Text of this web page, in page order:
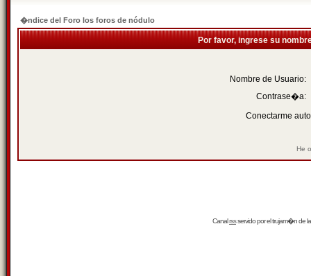
�ndice del Foro los foros de nódulo
Por favor, ingrese su
Nombre de Usuario:
Contrase�a:
Conectarme
He
Canalrssservido por eltrujam�nde